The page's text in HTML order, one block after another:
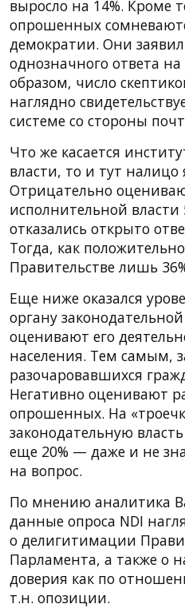
выросло на 14%. Кроме
опрошенных
демократии. Они
однозначного ответа
образом, число
наглядно
системе со стороны
Что же касается
власти, то и тут
Отрицательно
исполнительной власти
отказались открыто
Тогда, как
Правительстве лишь
Еще ниже оказался
органу
оценивают его
населения. Тем самым,
разочаровавшихся
Негативно оценивают
опрошенных. На
законодательную
еще 20% — даже и не
на вопрос.
По мнению аналитика
данные опроса NDI
о делигитимации
Парламента, а также о
доверия как по
т.н. опозиции.